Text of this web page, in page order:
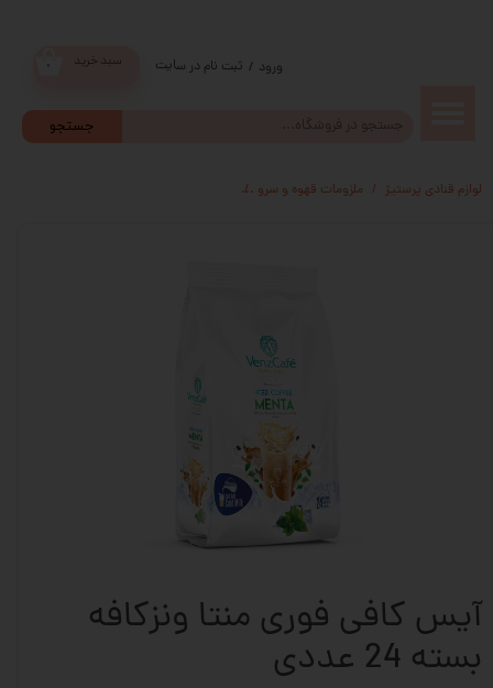
جستجو
سبد خرید ورود / ثبت نام در سایت
خروج از
حساب
کاربری
لوازم قنادی پرستیژ ملزومات قهوه و سرو
آیس کافی فوری منتا ونزکافه
بسته 24 عددی